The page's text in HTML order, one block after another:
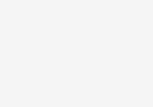
日本一等獎1名（獎勵獲
資格與期
學生，以及畢業不滿四年
年2月2日～8月2日。11